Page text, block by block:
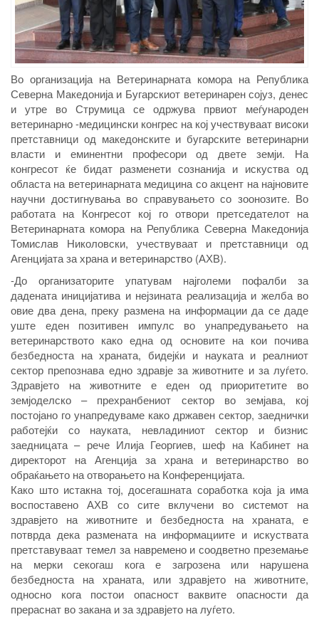
Во организација на Ветеринарната комора на Република
Северна Македонија и Бугарскиот ветеринарен сојуз, денес
и утре во Струмица се одржува првиот меѓународен
ветеринарно -медицински конгрес на кој учествуваат високи
претставници од македонските и бугарските ветеринарни
власти и еминентни професори од двете земји. На
конгресот ќе бидат разменети сознанија и искуства од
областа на ветеринарната медицина со акцент на најновите
научни достигнувања во справувањето со зоонозите. Во
работата на Конгресот кој го отвори претседателот на
Ветеринарната комора на Република Северна Македонија
Томислав Николовски, учествуваат и претставници од
Агенцијата за храна и ветеринарство (АХВ).
-До организаторите упатувам најголеми пофалби за
дадената иницијатива и нејзината реализација и желба во
овие два дена, преку размена на информации да се даде
уште еден позитивен импулс во унапредувањето на
ветеринарството како една од основите на кои почива
безбедноста на храната, бидејќи и науката и реалниот
сектор препознава едно здравје за животните и за луѓето.
Здравјето на животните е еден од приоритетите во
земјоделско – прехранбениот сектор во земјава, кој
постојано го унапредуваме како државен сектор, заеднички
работејќи со науката, невладиниот сектор и бизнис
заедницата – рече Илија Георгиев, шеф на Кабинет на
директорот на Агенција за храна и ветеринарство во
обраќањето на отворањето на Конференцијата.
Како што истакна тој, досегашната соработка која ја има
воспоставено АХВ со сите вклучени во системот на
здравјето на животните и безбедноста на храната, е
потврда дека размената на информациите и искуствата
претставуваат темел за навремено и соодветно преземање
на мерки секогаш кога е загрозена или нарушена
безбедноста на храната, или здравјето на животните,
односно кога постои опасност ваквите опасности да
прераснат во закана и за здравјето на луѓето.